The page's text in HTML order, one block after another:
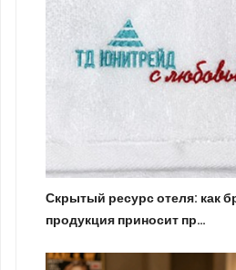
Скрытый ресурс отеля: как
продукция приносит пр…